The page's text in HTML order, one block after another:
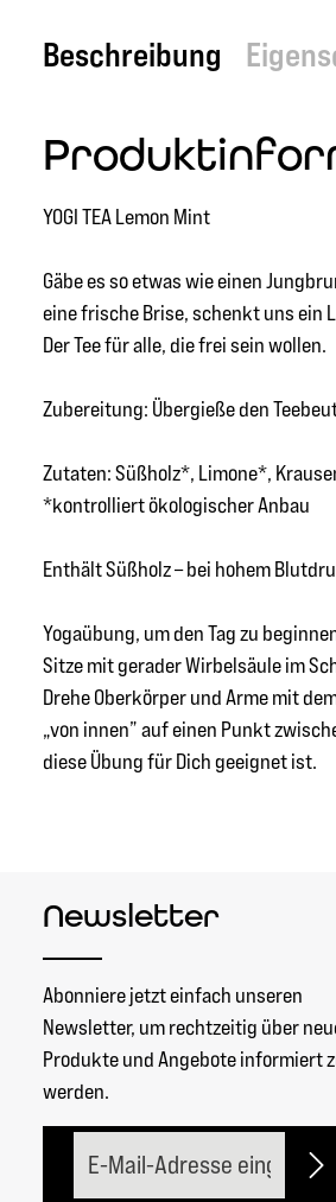
Beschreibung
YOGI TEA Lemon Mint
Gäbe es so etwas wie einen
eine frische Brise, schenkt uns ein
Der Tee für alle, die frei sein wollen.
Zubereitung: Übergieße den
Zutaten: Süßholz*, Limone*,
*kontrolliert ökologischer Anbau
Enthält Süßholz – bei hohem
Yogaübung, um den Tag zu
Sitze mit gerader Wirbelsäule im
Drehe Oberkörper und Arme mit
„von innen” auf einen Punkt
diese Übung für Dich geeignet ist.
Newsletter
Abonniere jetzt einfach unseren
Newsletter, um rechtzeitig über
Produkte und Angebote informiert
werden.